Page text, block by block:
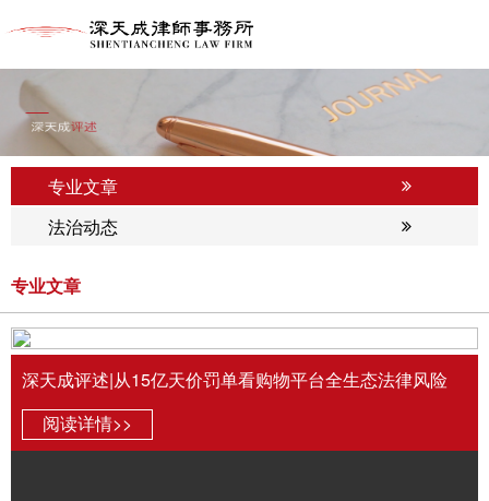
专业文章
法治动态
专业文章
深天成评述|从15亿天价罚单看购物平台全生态法律风险
阅读详情>>